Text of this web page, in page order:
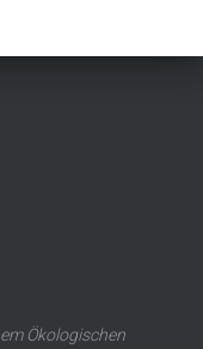
Ökologischen